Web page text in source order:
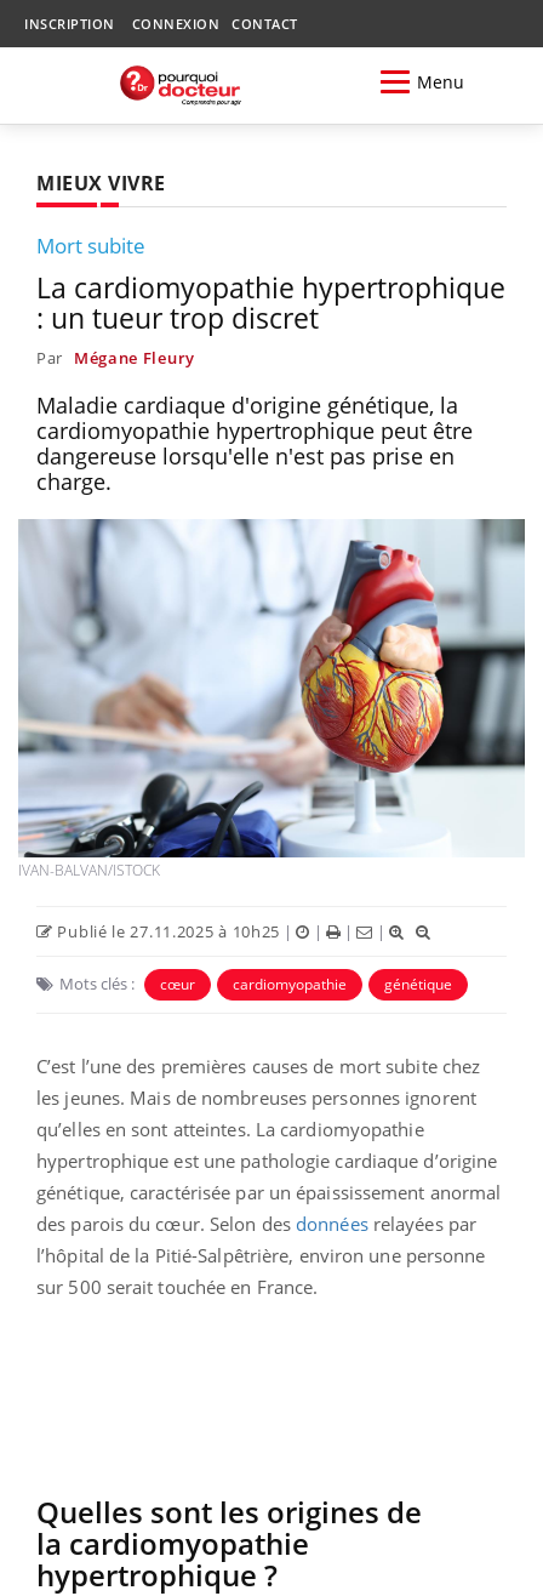
INSCRIPTION CONNEXION CONTACT
Menu
MIEUX VIVRE
Mort subite
La cardiomyopathie hypertrophique
: un tueur trop discret
Par Mégane Fleury
Maladie cardiaque d'origine génétique, la
cardiomyopathie hypertrophique peut être
dangereuse lorsqu'elle n'est pas prise en
charge.
IVAN-BALVAN/ISTOCK
Publié le 27.11.2025 à 10h25 | | | |
Mots clés : cœur cardiomyopathie génétique
C’est l’une des premières causes de mort subite chez
les jeunes. Mais de nombreuses personnes ignorent
qu’elles en sont atteintes. La cardiomyopathie
hypertrophique est une pathologie cardiaque d’origine
génétique, caractérisée par un épaississement anormal
des parois du cœur. Selon des donnéesrelayées par
l’hôpital de la Pitié-Salpêtrière, environ une personne
sur 500 serait touchée en France.
Quelles sont les origines de
la cardiomyopathie
hypertrophique ?